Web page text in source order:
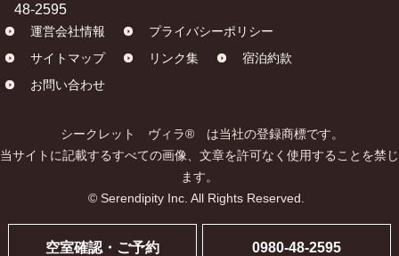
48-2595
運営会社情報
プライバシーポリシー
サイトマップ
リンク集
宿泊約款
お問い合わせ
シークレット ヴィラ® は当社の登録商標です。
当サイトに記載するすべての画像、文章を許可なく使用することを禁じ
ます。
© Serendipity Inc. All Rights Reserved.
空室確認・ご予約 0980-48-2595